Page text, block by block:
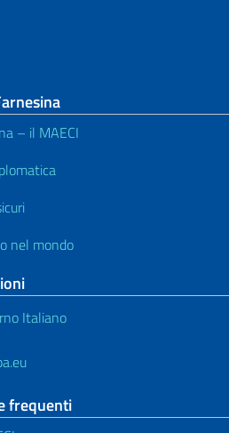
– il MAECI
nel mondo
Italiano
frequenti